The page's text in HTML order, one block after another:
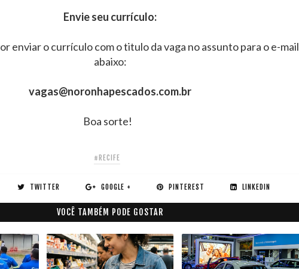
Envie seu currículo:
enviar o currículo com o titulo da vaga no assunto para o e-mail
abaixo:
vagas@noronhapescados.com.br
Boa sorte!
#RECIFE
TWITTER GOOGLE + PINTEREST LINKEDIN
VOCÊ TAMBÉM PODE GOSTAR